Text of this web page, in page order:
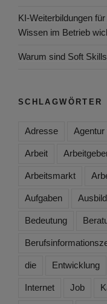
KI-Weiterbildungen
Wissen im Betrieb
Warum sind Soft
SCHLAGWÖRTER
Adresse Agentur
Arbeit
Arbeitsmarkt
Aufgaben
Bedeutung
die Entwicklung
Internet Job